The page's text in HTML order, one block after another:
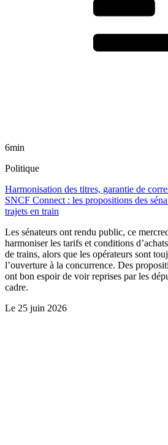
6min
Politique
Harmonisation des titres, garantie de
SNCF Connect : les propositions des
trajets en train
Les sénateurs ont rendu public, ce
harmoniser les tarifs et conditions
de trains, alors que les opérateurs sont
l’ouverture à la concurrence. Des
ont bon espoir de voir reprises par les
cadre.
Le 25 juin 2026